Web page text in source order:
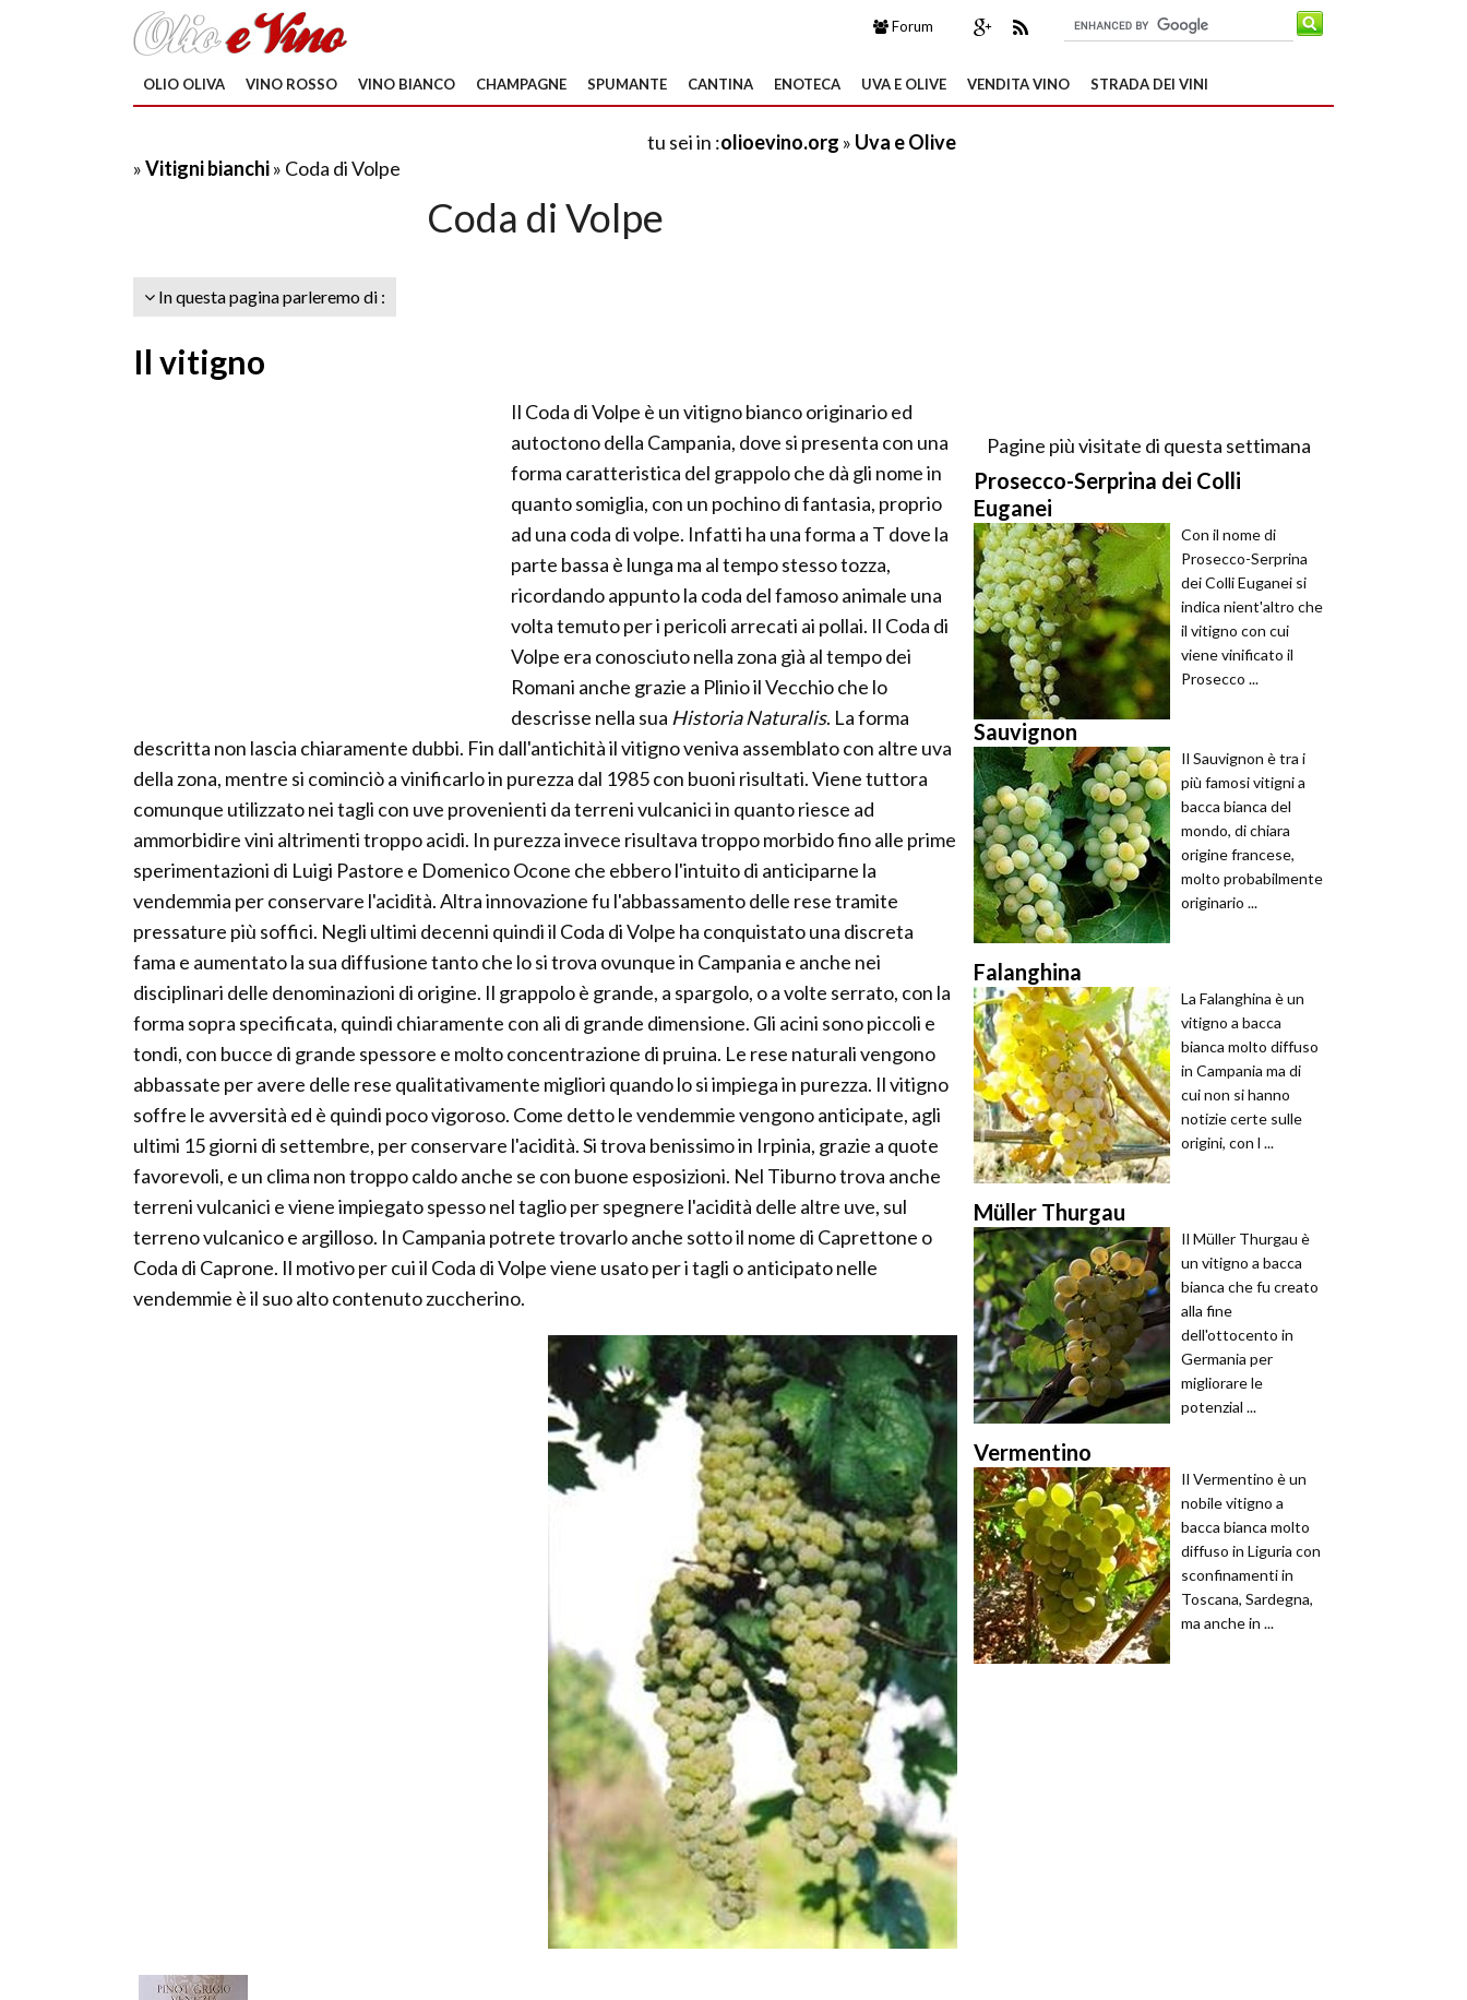
Forum
OLIO OLIVA VINO ROSSO VINO BIANCO CHAMPAGNE SPUMANTE CANTINA ENOTECA UVA E OLIVE VENDITA VINO STRADA DEI VINI
tu sei in :olioevino.org » Uva e Olive
»Vitigni bianchi» Coda di Volpe
Coda di Volpe
In questa pagina parleremo di :
Il vitigno
Il Coda di Volpe è un vitigno bianco originario ed
autoctono della Campania, dove si presenta con una
forma caratteristica del grappolo che dà gli nome in
quanto somiglia, con un pochino di fantasia, proprio
ad una coda di volpe. Infatti ha una forma a T dove la
parte bassa è lunga ma al tempo stesso tozza,
ricordando appunto la coda del famoso animale una
volta temuto per i pericoli arrecati ai pollai. Il Coda di
Volpe era conosciuto nella zona già al tempo dei
Romani anche grazie a Plinio il Vecchio che lo
descrisse nella sua Historia Naturalis. La forma
descritta non lascia chiaramente dubbi. Fin dall'antichità il vitigno veniva assemblato con altre uva
della zona, mentre si cominciò a vinificarlo in purezza dal 1985 con buoni risultati. Viene tuttora
comunque utilizzato nei tagli con uve provenienti da terreni vulcanici in quanto riesce ad
ammorbidire vini altrimenti troppo acidi. In purezza invece risultava troppo morbido fino alle prime
sperimentazioni di Luigi Pastore e Domenico Ocone che ebbero l'intuito di anticiparne la
vendemmia per conservare l'acidità. Altra innovazione fu l'abbassamento delle rese tramite
pressature più soffici. Negli ultimi decenni quindi il Coda di Volpe ha conquistato una discreta
fama e aumentato la sua diffusione tanto che lo si trova ovunque in Campania e anche nei
disciplinari delle denominazioni di origine. Il grappolo è grande, a spargolo, o a volte serrato, con la
forma sopra specificata, quindi chiaramente con ali di grande dimensione. Gli acini sono piccoli e
tondi, con bucce di grande spessore e molto concentrazione di pruina. Le rese naturali vengono
abbassate per avere delle rese qualitativamente migliori quando lo si impiega in purezza. Il vitigno
soffre le avversità ed è quindi poco vigoroso. Come detto le vendemmie vengono anticipate, agli
ultimi 15 giorni di settembre, per conservare l'acidità. Si trova benissimo in Irpinia, grazie a quote
favorevoli, e un clima non troppo caldo anche se con buone esposizioni. Nel Tiburno trova anche
terreni vulcanici e viene impiegato spesso nel taglio per spegnere l'acidità delle altre uve, sul
terreno vulcanico e argilloso. In Campania potrete trovarlo anche sotto il nome di Caprettone o
Coda di Caprone. Il motivo per cui il Coda di Volpe viene usato per i tagli o anticipato nelle
vendemmie è il suo alto contenuto zuccherino.
Pagine più visitate di questa settimana
Prosecco-Serprina dei Colli
Euganei
Con il nome di
Prosecco-Serprina
dei Colli Euganei si
indica nient'altro che
il vitigno con cui
viene vinificato il
Prosecco ...
Sauvignon
Il Sauvignon è tra i
più famosi vitigni a
bacca bianca del
mondo, di chiara
origine francese,
molto probabilmente
originario ...
Falanghina
La Falanghina è un
vitigno a bacca
bianca molto diffuso
in Campania ma di
cui non si hanno
notizie certe sulle
origini, con l ...
Müller Thurgau
Il Müller Thurgau è
un vitigno a bacca
bianca che fu creato
alla fine
dell'ottocento in
Germania per
migliorare le
potenzial ...
Vermentino
Il Vermentino è un
nobile vitigno a
bacca bianca molto
diffuso in Liguria con
sconfinamenti in
Toscana, Sardegna,
ma anche in ...